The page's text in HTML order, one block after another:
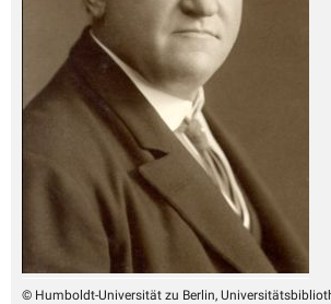
© Humboldt-Universität zu Berlin,